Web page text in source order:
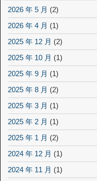
2026 年 5 月 (2)
2026 年 4 月 (1)
2025 年 12 月 (2)
2025 年 10 月 (1)
2025 年 9 月 (1)
2025 年 8 月 (2)
2025 年 3 月 (1)
2025 年 2 月 (1)
2025 年 1 月 (2)
2024 年 12 月 (1)
2024 年 11 月 (1)